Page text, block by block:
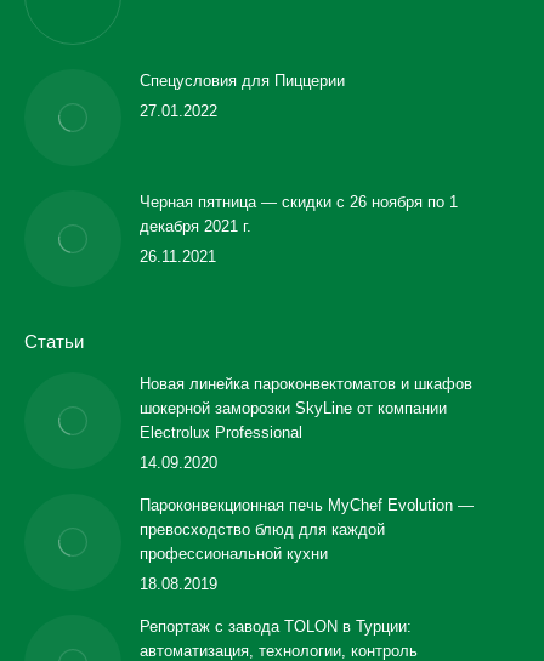
Спецусловия для Пиццерии
27.01.2022
Черная пятница — скидки с 26 ноября по 1
декабря 2021 г.
26.11.2021
Статьи
Новая линейка пароконвектоматов и шкафов
шокерной заморозки SkyLine от компании
Electrolux Professional
14.09.2020
Пароконвекционная печь MyChef Evolution —
превосходство блюд для каждой
профессиональной кухни
18.08.2019
Репортаж с завода TOLON в Турции:
автоматизация, технологии, контроль